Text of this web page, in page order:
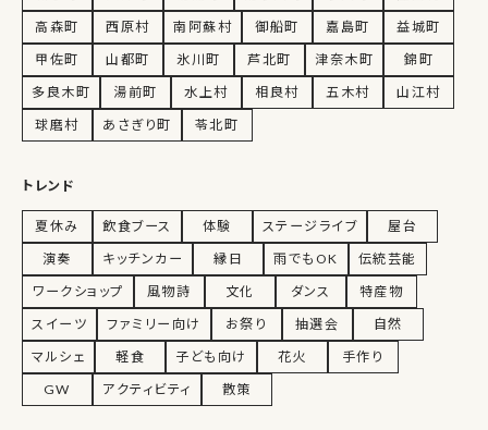
高森町
西原村 南阿蘇村 御船町 嘉島町
益城町
甲佐町
山都町 氷川町 芦北町 津奈木町
錦町
多良木町
湯前町 水上村 相良村 五木村
山江村
球磨村
あさぎり町 苓北町
トレンド
夏休み 飲食ブース 体験 ステージライブ
屋台
演奏
キッチンカー 縁日 雨でもOK
伝統芸能
ワークショップ
風物詩 文化 ダンス
特産物
スイーツ
ファミリー向け お祭り 抽選会
自然
マルシェ
軽食 子ども向け 花火
手作り
GW
アクティビティ 散策